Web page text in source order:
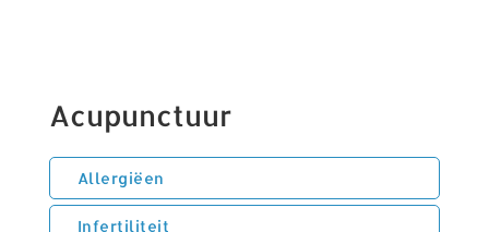
Acupunctuur
Allergiëen
Infertiliteit